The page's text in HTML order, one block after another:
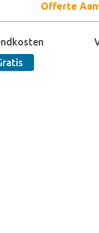
Offerte